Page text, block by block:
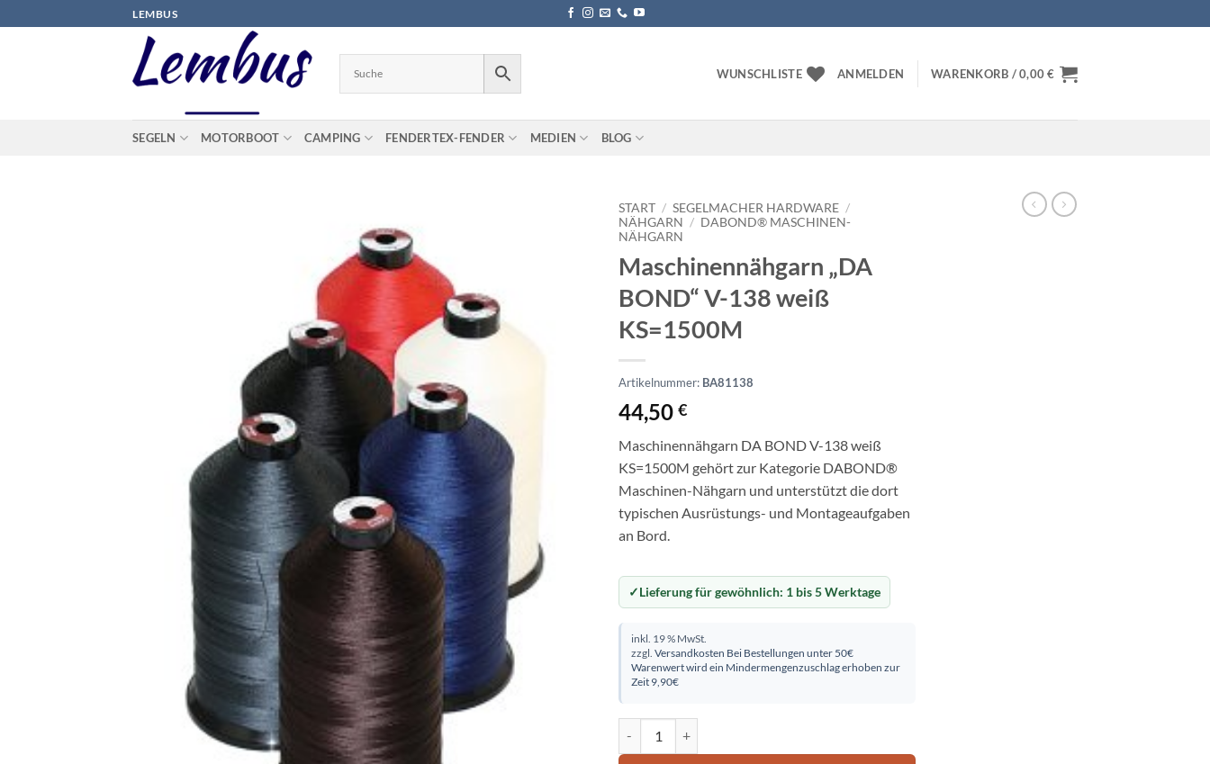
Inhalt
LEMBUS
WUNSCHLISTE ANMELDEN WARENKORB /0,00€
SEGELN MOTORBOOT CAMPING FENDERTEX-FENDER MEDIEN BLOG
START / SEGELMACHER HARDWARE /
NÄHGARN / DABOND® MASCHINEN-
NÄHGARN
Maschinennähgarn „DA
BOND“ V-138 weiß
KS=1500M
Artikelnummer: BA81138
44,50 €
Maschinennähgarn DA BOND V-138 weiß
KS=1500M gehört zur Kategorie DABOND®
Maschinen-Nähgarn und unterstützt die dort
typischen Ausrüstungs- und Montageaufgaben
an Bord.
Lieferung für gewöhnlich: 1 bis 5 Werktage
inkl. 19 % MwSt.
zzgl. Versandkosten Bei Bestellungen unter 50€
Warenwert wird ein Mindermengenzuschlag erhoben zur
Zeit 9,90€